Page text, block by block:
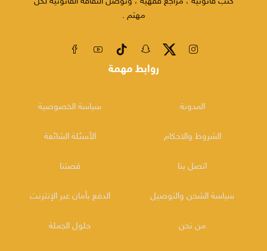
مهتم .
روابط مهمة
المدونة
الشروط والاحكام
اتصل بنا
سياسة الشحن والتوصيل
من نحن
سياسة الخصوصية
الأسئلة الشائعة
قصتنا
الدفع بأمان عبر الإنترنت
حلول الجملة